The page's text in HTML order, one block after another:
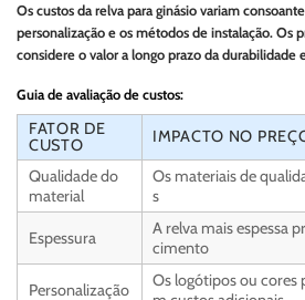
Os custos da relva para ginásio variam
personalização e os métodos de instalação. Os
considere o valor a longo prazo da durabilidade
Guia de avaliação de custos:
FATOR DE
CUSTO
IMPACTO NO
Qualidade do
material
Os materiais de
s
Espessura
A relva mais espessa
cimento
Personalização
Os logótipos ou cores